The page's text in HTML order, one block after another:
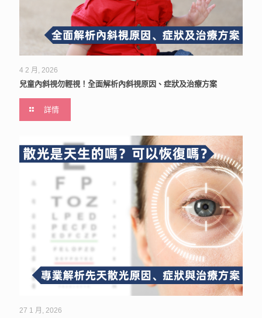
4 2 月, 2026
兒童內斜視勿輕視！全面解析內斜視原因、症狀及治療方案
詳情
27 1 月, 2026